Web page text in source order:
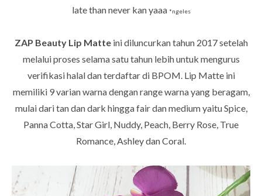
late than never kan yaaa *ngeles
ZAP Beauty Lip Matte ini diluncurkan tahun 2017 setelah
melalui proses selama satu tahun lebih untuk mengurus
verifikasi halal dan terdaftar di BPOM. Lip Matte ini
memiliki 9 varian warna dengan range warna yang beragam,
mulai dari tan dan dark hingga fair dan medium yaitu Spice,
Panna Cotta, Star Girl, Nuddy, Peach, Berry Rose, True
Romance, Ashley dan Coral.